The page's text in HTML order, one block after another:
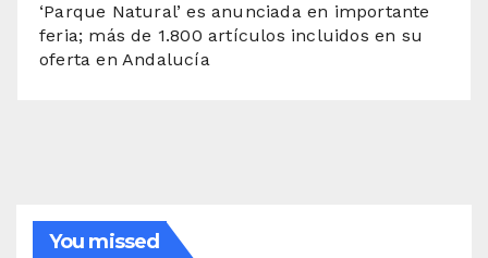
‘Parque Natural’ es anunciada en importante
feria; más de 1.800 artículos incluidos en su
oferta en Andalucía
You missed